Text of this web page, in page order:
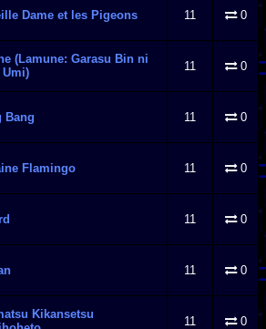
Dame et les Pigeons 11 0
(Lamune: Garasu Bin ni
11 0
Bang 11 0
Flamingo 11 0
11 0
11 0
Kikansetsu
11 0